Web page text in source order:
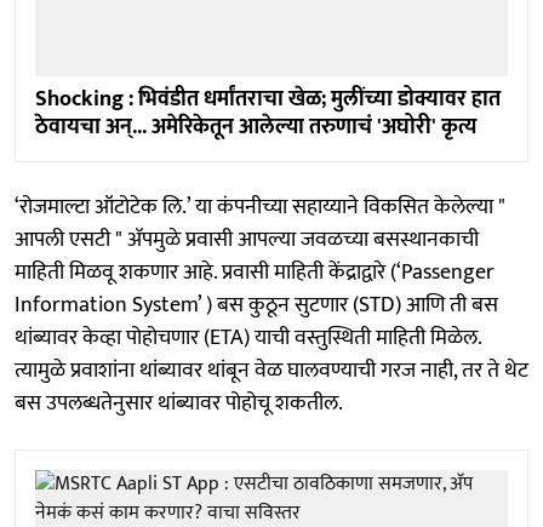
Shocking : भिवंडीत धर्मांतराचा खेळ; मुलींच्या डोक्यावर हात
ठेवायचा अन्... अमेरिकेतून आलेल्या तरुणाचं 'अघोरी' कृत्य
‘रोजमाल्टा ऑटोटेक लि.’ या कंपनीच्या सहाय्याने विकसित केलेल्या "
आपली एसटी " ॲपमुळे प्रवासी आपल्या जवळच्या बसस्थानकाची
माहिती मिळवू शकणार आहे. प्रवासी माहिती केंद्राद्वारे (‘Passenger
Information System’ ) बस कुठून सुटणार (STD) आणि ती बस
थांब्यावर केव्हा पोहोचणार (ETA) याची वस्तुस्थिती माहिती मिळेल.
त्यामुळे प्रवाशांना थांब्यावर थांबून वेळ घालवण्याची गरज नाही, तर ते थेट
बस उपलब्धतेनुसार थांब्यावर पोहोचू शकतील.